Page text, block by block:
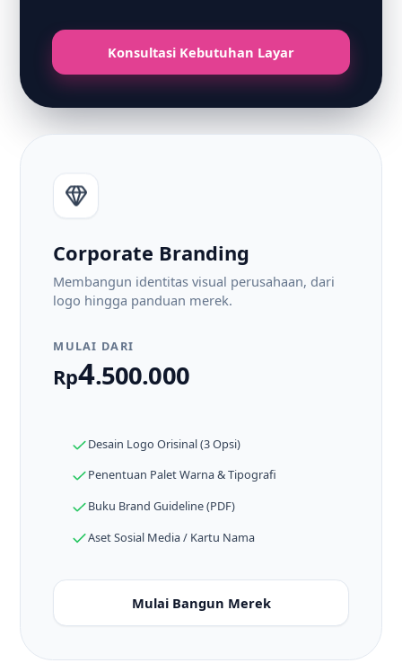
Konsultasi Kebutuhan Layar
Corporate Branding
Membangun identitas visual perusahaan, dari
logo hingga panduan merek.
MULAI DARI
Rp4.500.000
Desain Logo Orisinal (3 Opsi)
Penentuan Palet Warna & Tipografi
Buku Brand Guideline (PDF)
Aset Sosial Media / Kartu Nama
Mulai Bangun Merek